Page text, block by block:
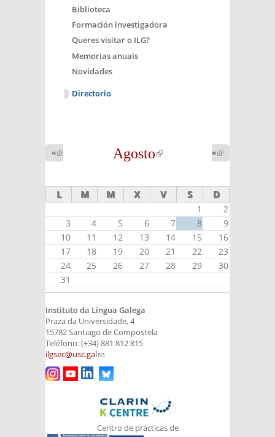
Biblioteca
Formación investigadora
Queres visitar o ILG?
Memorias anuais
Novidades
Directorio
Agosto
(link is
«
external)
»
external)
L M M X V S D
1
2
3
4 5 6 7 8
9
10
11 12 13 14 15
16
17
18 19 20 21 22
23
24
25 26 27 28 29
30
31
Instituto da Lingua Galega
Praza da Universidade, 4
15782 Santiago de Compostela
Teléfono: (+34) 881 812 815
ilgsec@usc.gal(link sends e-mail)
Centro de prácticas de